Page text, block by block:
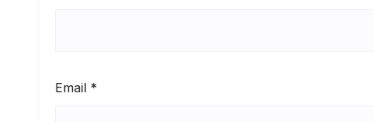
Email *